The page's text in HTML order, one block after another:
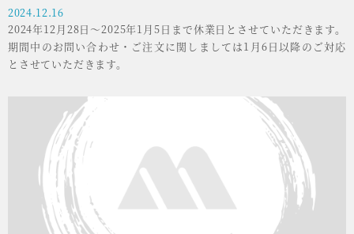
2024.12.16
2024年12月28日～2025年1月5日まで休業日とさせていただきます。
期間中のお問い合わせ・ご注文に関しましては1月6日以降のご対応
とさせていただきます。